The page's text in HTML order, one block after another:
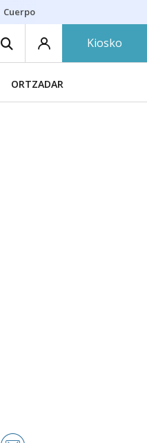
Cuerpo ría
Kiosko
ORTZADAR